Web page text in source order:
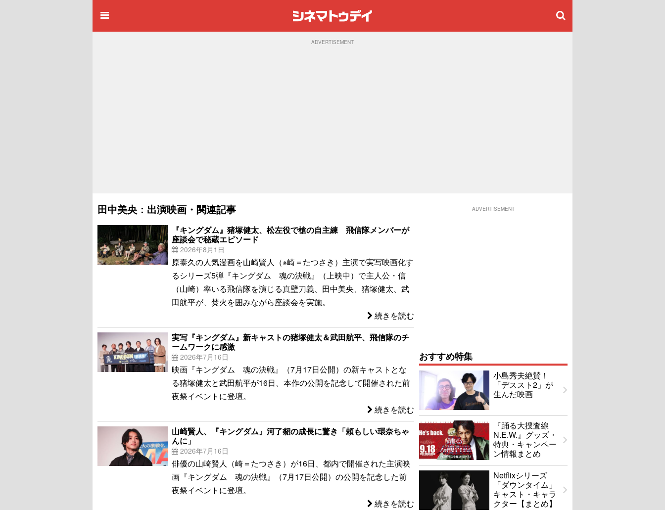
ADVERTISEMENT
田中美央：出演映画・関連記事
『キングダム』猪塚健太、松左役で槍の自主練 飛信隊メンバーが
座談会で秘蔵エピソード
2026年8月1日
原泰久の人気漫画を山崎賢人（※崎＝たつさき）主演で実写映画化す
るシリーズ5弾『キングダム 魂の決戦』（上映中）で主人公・信
（山崎）率いる飛信隊を演じる真壁刀義、田中美央、猪塚健太、武
田航平が、焚火を囲みながら座談会を実施。
続きを読む
実写『キングダム』新キャストの猪塚健太＆武田航平、飛信隊のチ
ームワークに感激
2026年7月16日
映画『キングダム 魂の決戦』（7月17日公開）の新キャストとな
る猪塚健太と武田航平が16日、本作の公開を記念して開催された前
夜祭イベントに登壇。
続きを読む
山崎賢人、『キングダム』河了貂の成長に驚き「頼もしい環奈ちゃ
んに」
2026年7月16日
俳優の山崎賢人（崎＝たつさき）が16日、都内で開催された主演映
画『キングダム 魂の決戦』（7月17日公開）の公開を記念した前
夜祭イベントに登壇。
続きを読む
ADVERTISEMENT
おすすめ特集
小島秀夫絶賛！
「デススト2」が
生んだ映画
『踊る大捜査線
N.E.W.』グッズ・
特典・キャンペー
ン情報まとめ
Netflixシリーズ
「ダウンタイム」
キャスト・キャラ
クター【まとめ】